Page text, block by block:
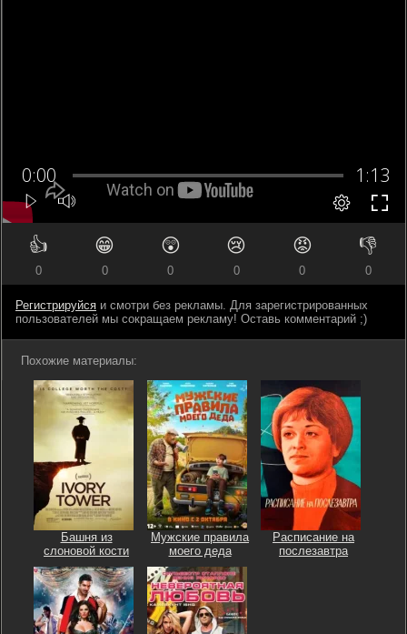
👍
0
😁
0
😲
0
😢
0
😡
0
👎
0
Регистрируйся и смотри без рекламы. Для зарегистрированных
пользователей мы сокращаем рекламу! Оставь комментарий ;)
Похожие материалы:
Башня из
слоновой кости
Мужские правила
моего деда
Расписание на
послезавтра